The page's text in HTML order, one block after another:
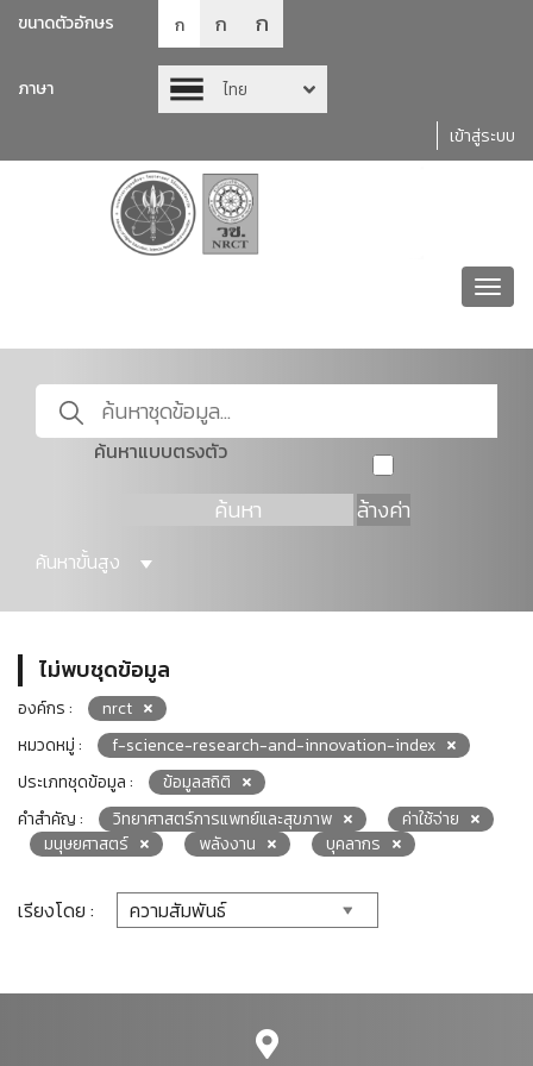
ขนาดตัวอักษร ก ก ก
ภาษา
ไทย
เข้าสู่ระบบ
ค้นหาแบบตรงตัว
ค้นหา ล้างค่า
ค้นหาขั้นสูง
ไม่พบชุดข้อมูล
องค์กร :
nrct
หมวดหมู่ :
f-science-research-and-innovation-index
ประเภทชุดข้อมูล :
ข้อมูลสถิติ
คำสำคัญ :
วิทยาศาสตร์การแพทย์และสุขภาพ
ค่าใช้จ่าย
มนุษยศาสตร์
พลังงาน บุคลากร
เรียงโดย :